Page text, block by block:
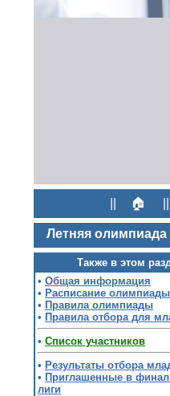
🏠
Летняя
Также в этом
• Общая информация
• Расписание олимпиады
• Правила олимпиады
• Правила отбора для
• Список участников
• Результаты отбора
• Приглашенные в
лиги